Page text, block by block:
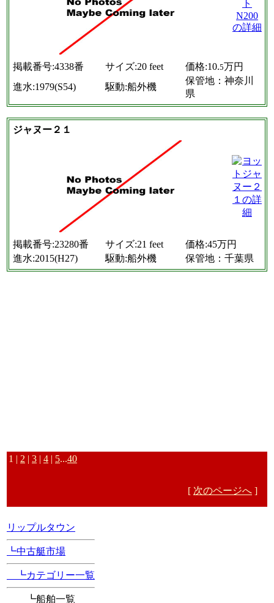
掲載番号:4338番 サイズ:20 feet 価格:10.5万円
進水:1979(S54)
駆動:船外機
保管地：神奈川
県
ジャヌー２１
掲載番号:23280番 サイズ:21 feet
価格:45万円
進水:2015(H27)
駆動:船外機 保管地：千葉県
1 | 2 | 3 | 4 | 5...40
[ 次のページへ ]
リップルタウン
┗中古艇市場
┗カテゴリー一覧
┗船舶一覧